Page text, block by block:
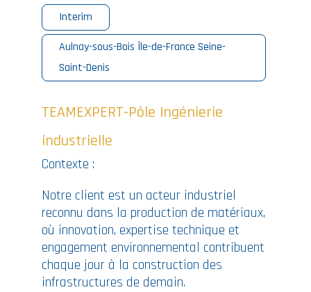
Interim
Aulnay-sous-Bois Île-de-France Seine-
Saint-Denis
TEAMEXPERT-Pôle Ingénierie
industrielle
Contexte :
Notre client est un acteur industriel
reconnu dans la production de matériaux,
où innovation, expertise technique et
engagement environnemental contribuent
chaque jour à la construction des
infrastructures de demain.